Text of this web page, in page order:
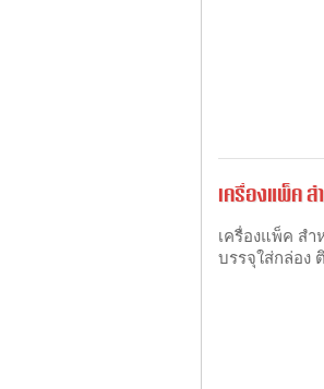
เครื่องแพ็ค ส
เครื่องแพ็ค ส
บรรจุใส่กล่อง